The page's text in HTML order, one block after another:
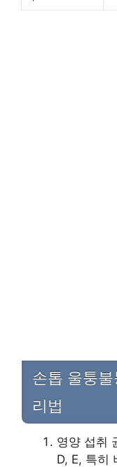
손톱 울퉁
리법
영양 섭취
D, E, 특히